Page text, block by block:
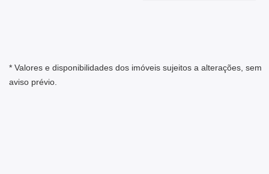
* Valores e disponibilidades dos imóveis sujeitos a alterações, sem
aviso prévio.